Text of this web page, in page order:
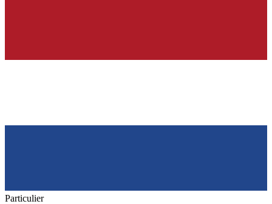
Particulier